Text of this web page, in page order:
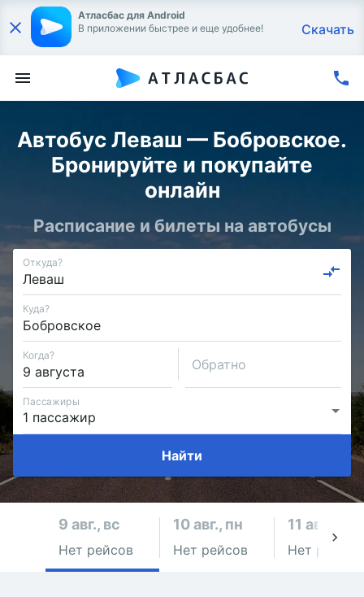
Атласбас для Android
В приложении быстрее и еще удобнее!
Скачать
Автобус Леваш — Бобровское.
Бронируйте и покупайте
онлайн
Расписание и билеты на автобусы
Откуда?
Куда?
Когда?
Обратно
Пассажиры
Найти
9 авг., вс
Нет рейсов
10 авг., пн
Нет рейсов
11 авг., вт
Нет рейсов